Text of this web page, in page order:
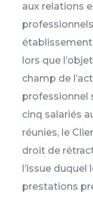
aux relations
lors que
champ de
professionnel
cinq salariés
réunies, le
droit de
l’issue
prestations